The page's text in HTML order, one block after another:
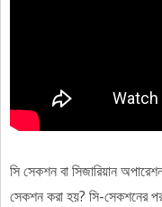
সি সেকশন বা সিজারিয়ান
সেকশন করা হয়? সি-সেকশনের পর